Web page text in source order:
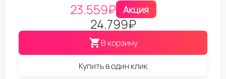
23.559₽ Акция
24.799₽
В корзину
Купить в один клик